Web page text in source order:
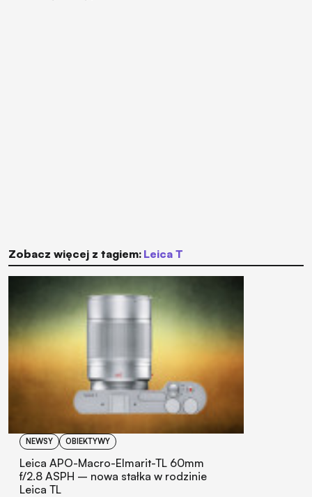
Zobacz więcej z tagiem: Leica T
NEWSY OBIEKTYWY
Leica APO-Macro-Elmarit-TL 60mm
f/2.8 ASPH – nowa stałka w rodzinie
Leica TL